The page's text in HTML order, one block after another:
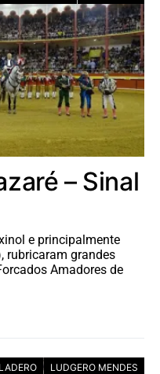
– Sinal
e principalmente
rubricaram grandes
Amadores de
LUDGERO MENDES